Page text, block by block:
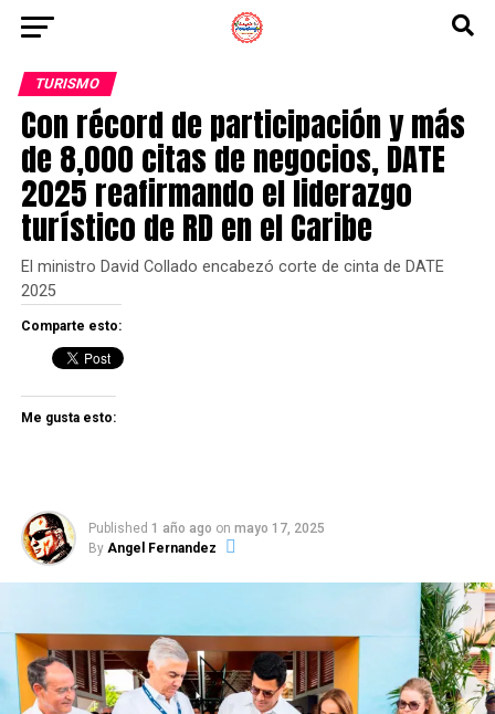
TURISMO
Con récord de participación y más
de 8,000 citas de negocios, DATE
2025 reafirmando el liderazgo
turístico de RD en el Caribe
El ministro David Collado encabezó corte de cinta de DATE
2025
Comparte esto:
Me gusta esto:
Published 1 año ago on mayo 17, 2025
By Angel Fernandez